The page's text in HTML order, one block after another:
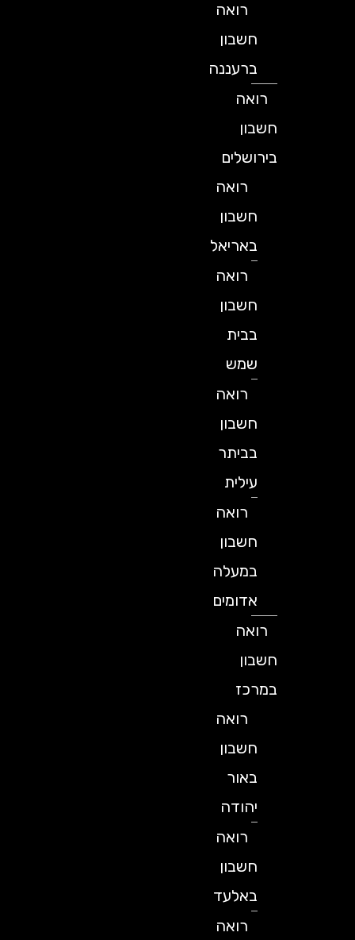
רואה
חשבון
ברעננה
רואה
חשבון
בירושלים
רואה
חשבון
באריאל
רואה
חשבון
בבית
שמש
רואה
חשבון
בביתר
עילית
רואה
חשבון
במעלה
אדומים
רואה
חשבון
במרכז
רואה
חשבון
באור
יהודה
רואה
חשבון
באלעד
רואה